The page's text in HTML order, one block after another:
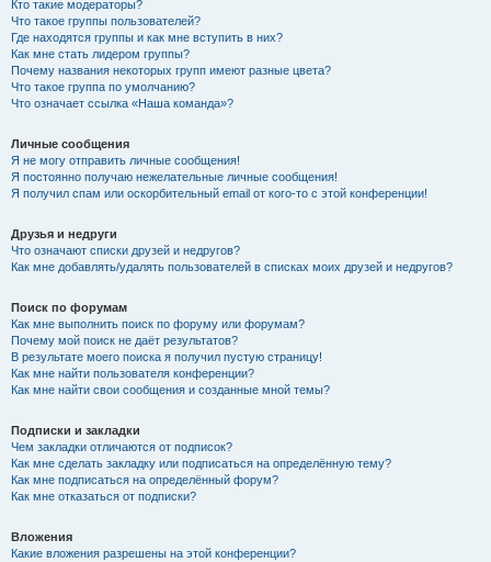
Кто такие модераторы?
Что такое группы пользователей?
Где находятся группы и как мне вступить в них?
Как мне стать лидером группы?
Почему названия некоторых групп имеют разные цвета?
Что такое группа по умолчанию?
Что означает ссылка «Наша команда»?
Личные сообщения
Я не могу отправить личные сообщения!
Я постоянно получаю нежелательные личные сообщения!
Я получил спам или оскорбительный email от кого-то с этой конференции!
Друзья и недруги
Что означают списки друзей и недругов?
Как мне добавлять/удалять пользователей в списках моих друзей и недругов?
Поиск по форумам
Как мне выполнить поиск по форуму или форумам?
Почему мой поиск не даёт результатов?
В результате моего поиска я получил пустую страницу!
Как мне найти пользователя конференции?
Как мне найти свои сообщения и созданные мной темы?
Подписки и закладки
Чем закладки отличаются от подписок?
Как мне сделать закладку или подписаться на определённую тему?
Как мне подписаться на определённый форум?
Как мне отказаться от подписки?
Вложения
Какие вложения разрешены на этой конференции?